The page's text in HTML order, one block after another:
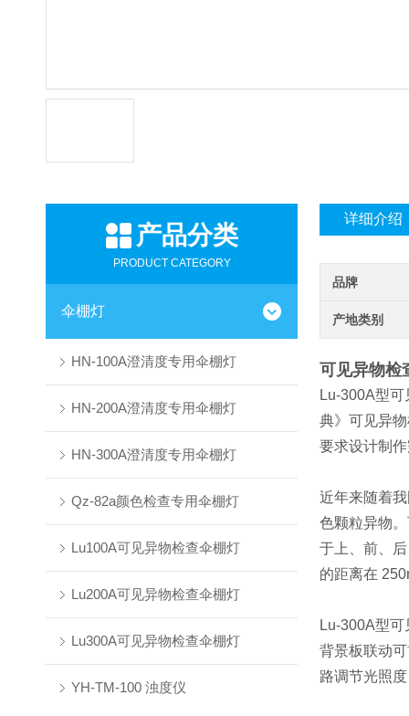
产品分类
PRODUCT CATEGORY
伞棚灯
HN-100A澄清度专用伞棚灯
HN-200A澄清度专用伞棚灯
HN-300A澄清度专用伞棚灯
Qz-82a颜色检查专用伞棚灯
Lu100A可见异物检查伞棚灯
Lu200A可见异物检查伞棚灯
Lu300A可见异物检查伞棚灯
YH-TM-100 浊度仪
详细介绍
品牌
产地类别
可见异物检
Lu-300A型
典》可见异
要求设计制
近年来随着
色颗粒异物
于上、前、
的距离在
Lu-300A型
背景板联动
路调节光照